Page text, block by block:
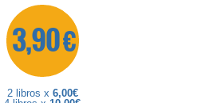
3,90 €
2 libros x 6,00€